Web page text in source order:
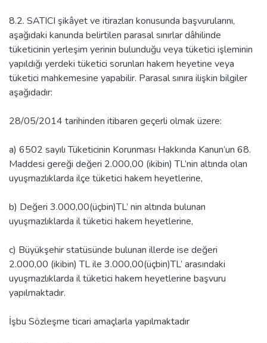
8.2. SATICI şikâyet ve itirazları konusunda başvurularını,
aşağıdaki kanunda belirtilen parasal sınırlar dâhilinde
tüketicinin yerleşim yerinin bulunduğu veya tüketici işleminin
yapıldığı yerdeki tüketici sorunları hakem heyetine veya
tüketici mahkemesine yapabilir. Parasal sınıra ilişkin bilgiler
aşağıdadır:
28/05/2014 tarihinden itibaren geçerli olmak üzere:
a) 6502 sayılı Tüketicinin Korunması Hakkında Kanun’un 68.
Maddesi gereği değeri 2.000,00 (ikibin) TL’nin altında olan
uyuşmazlıklarda ilçe tüketici hakem heyetlerine,
b) Değeri 3.000,00(üçbin)TL’ nin altında bulunan
uyuşmazlıklarda il tüketici hakem heyetlerine,
c) Büyükşehir statüsünde bulunan illerde ise değeri
2.000,00 (ikibin) TL ile 3.000,00(üçbin)TL’ arasındaki
uyuşmazlıklarda il tüketici hakem heyetlerine başvuru
yapılmaktadır.
İşbu Sözleşme ticari amaçlarla yapılmaktadır